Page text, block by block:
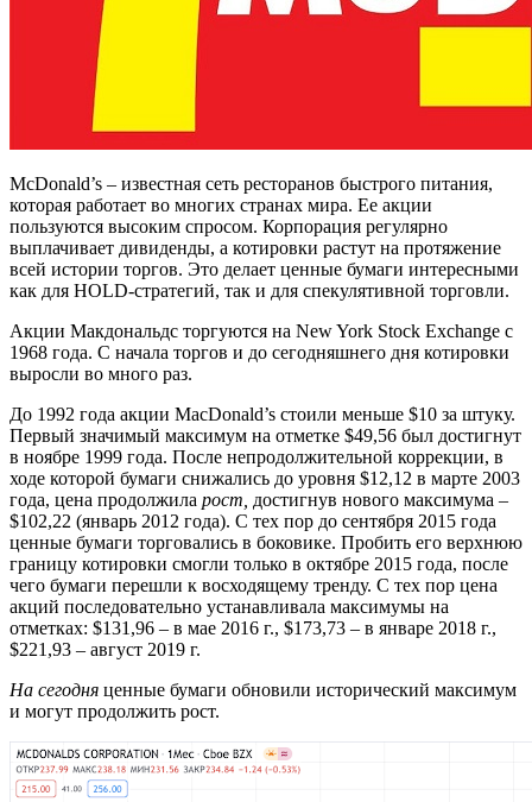
McDonald’s – известная сеть ресторанов быстрого питания,
которая работает во многих странах мира. Ее акции
пользуются высоким спросом. Корпорация регулярно
выплачивает дивиденды, а котировки растут на протяжение
всей истории торгов. Это делает ценные бумаги интересными
как для HOLD-стратегий, так и для спекулятивной торговли.
Акции Макдональдс торгуются на New York Stock Exchange с
1968 года. С начала торгов и до сегодняшнего дня котировки
выросли во много раз.
До 1992 года акции MacDonald’s стоили меньше $10 за штуку.
Первый значимый максимум на отметке $49,56 был достигнут
в ноябре 1999 года. После непродолжительной коррекции, в
ходе которой бумаги снижались до уровня $12,12 в марте 2003
года, цена продолжила рост, достигнув нового максимума –
$102,22 (январь 2012 года). С тех пор до сентября 2015 года
ценные бумаги торговались в боковике. Пробить его верхнюю
границу котировки смогли только в октябре 2015 года, после
чего бумаги перешли к восходящему тренду. С тех пор цена
акций последовательно устанавливала максимумы на
отметках: $131,96 – в мае 2016 г., $173,73 – в январе 2018 г.,
$221,93 – август 2019 г.
На сегодня ценные бумаги обновили исторический максимум
и могут продолжить рост.